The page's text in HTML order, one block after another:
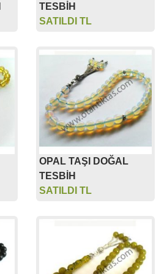
TESBİH
SATILDI TL
OPAL TAŞI DOĞAL
TESBİH
SATILDI TL